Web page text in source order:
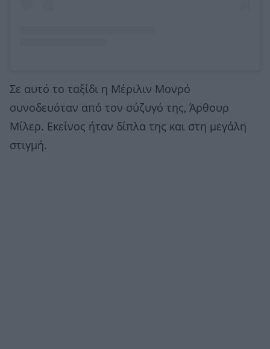
Σε αυτό το ταξίδι η Μέριλιν Μονρό
συνοδευόταν από τον σύζυγό της, Άρθουρ
Μίλερ. Εκείνος ήταν δίπλα της και στη μεγάλη
στιγμή.